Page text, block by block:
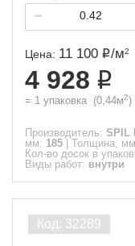
Цена: 11 100 /м2
4 928
= 1 упаковка (0,44м2)
Производитель: SPIL
мм: 185 Толщина,
Кол-во досок в
Виды работ: внутри